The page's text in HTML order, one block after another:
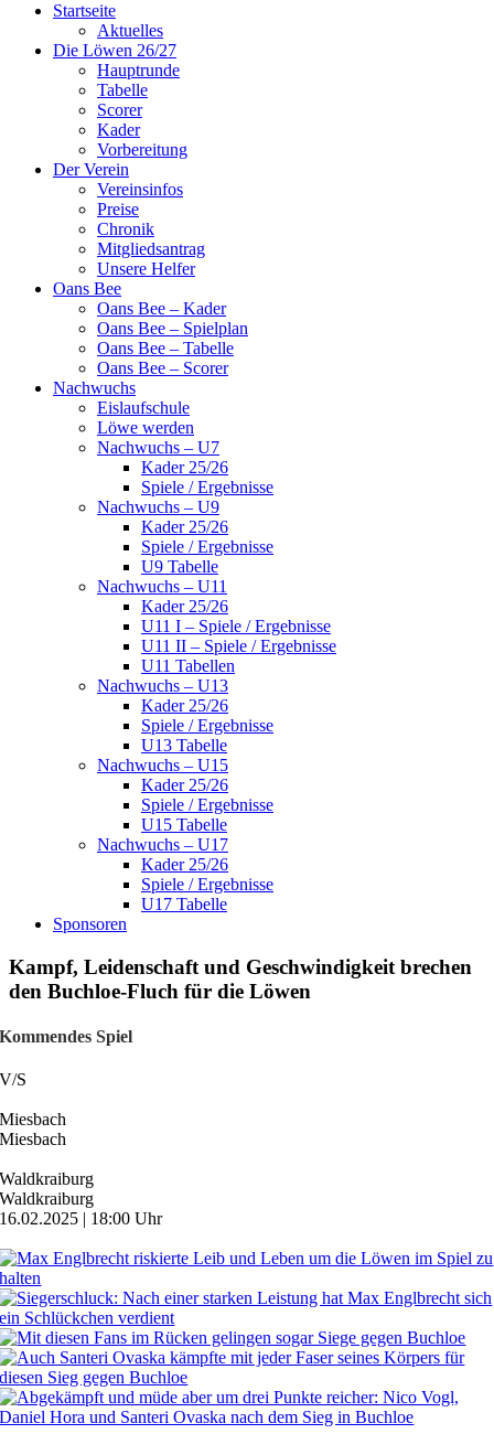
Startseite
Aktuelles
Die Löwen 26/27
Hauptrunde
Tabelle
Scorer
Kader
Vorbereitung
Der Verein
Vereinsinfos
Preise
Chronik
Mitgliedsantrag
Unsere Helfer
Oans Bee
Oans Bee – Kader
Oans Bee – Spielplan
Oans Bee – Tabelle
Oans Bee – Scorer
Nachwuchs
Eislaufschule
Löwe werden
Nachwuchs – U7
Kader 25/26
Spiele / Ergebnisse
Nachwuchs – U9
Kader 25/26
Spiele / Ergebnisse
U9 Tabelle
Nachwuchs – U11
Kader 25/26
U11 I – Spiele / Ergebnisse
U11 II – Spiele / Ergebnisse
U11 Tabellen
Nachwuchs – U13
Kader 25/26
Spiele / Ergebnisse
U13 Tabelle
Nachwuchs – U15
Kader 25/26
Spiele / Ergebnisse
U15 Tabelle
Nachwuchs – U17
Kader 25/26
Spiele / Ergebnisse
U17 Tabelle
Sponsoren
Kampf, Leidenschaft und Geschwindigkeit brechen
den Buchloe-Fluch für die Löwen
Kommendes Spiel
V/S
Miesbach
Miesbach
Waldkraiburg
Waldkraiburg
16.02.2025 | 18:00 Uhr